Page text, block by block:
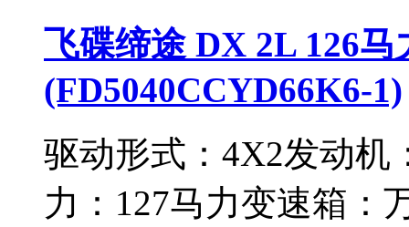
飞碟缔途 DX 2L 126
(FD5040CCYD66K6-1)
驱动形式： 4X2发动机
力： 127马力变速箱：